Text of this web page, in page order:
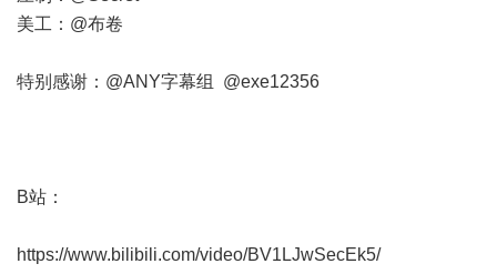
美工：@布卷
特别感谢： @ANY字幕组 @exe12356
B站：
https://www.bilibili.com/video/BV1LJwSecEk5/